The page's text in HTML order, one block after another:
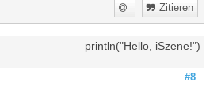
Zitieren
println("Hello, iSzene!")
#8